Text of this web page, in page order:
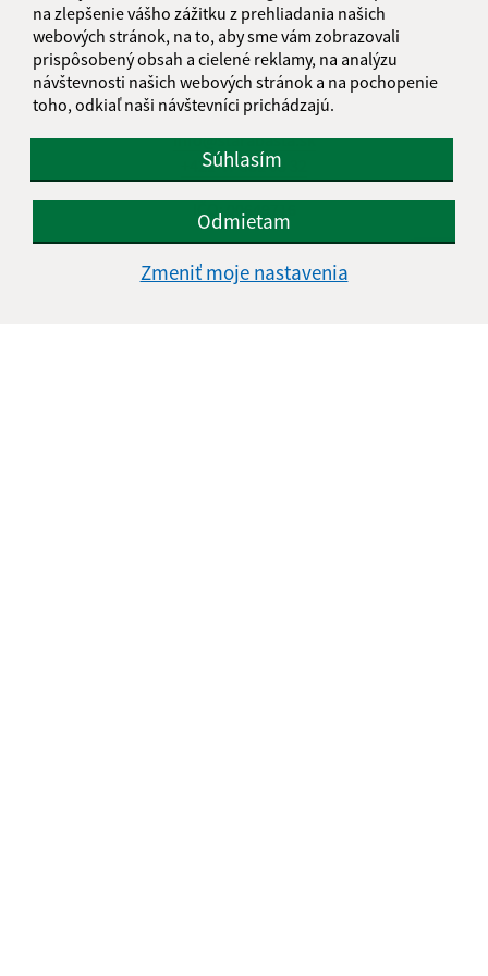
na zlepšenie vášho zážitku z prehliadania našich
webových stránok, na to, aby sme vám zobrazovali
prispôsobený obsah a cielené reklamy, na analýzu
návštevnosti našich webových stránok a na pochopenie
toho, odkiaľ naši návštevníci prichádzajú.
Súhlasím
Odmietam
Zmeniť moje nastavenia
Obecný úrad Stará Bašta
Stará Bašta 97
980 34 Nová Bašta
info@starabasta.sk
+421 47 381 03 32
IČO: 00649716